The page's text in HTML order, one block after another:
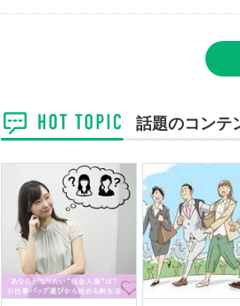
話題のコンテ